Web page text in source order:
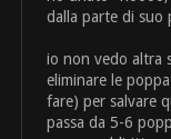
dalla parte di suo
io non vedo altra
eliminare le
fare) per salvare
passa da 5-6